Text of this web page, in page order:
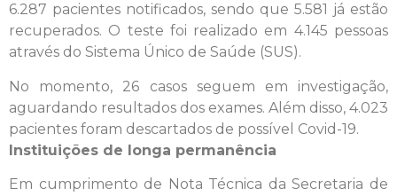
6.287 pacientes notificados, sendo que 5.581 já estão
recuperados. O teste foi realizado em 4.145 pessoas
através do Sistema Único de Saúde (SUS).
No momento, 26 casos seguem em investigação,
aguardando resultados dos exames. Além disso, 4.023
pacientes foram descartados de possível Covid-19.
Instituições de longa permanência
Em cumprimento de Nota Técnica da Secretaria de